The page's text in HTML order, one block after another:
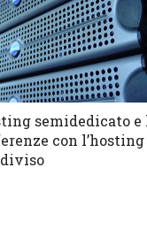
semidedicato e
con l’hosting